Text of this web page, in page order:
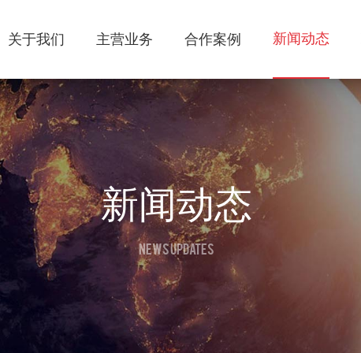
关于我们 主营业务 合作案例 新闻动态
新闻动态
NEWS UPDATES